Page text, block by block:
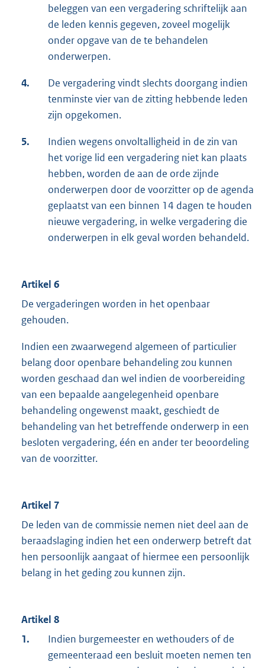
beleggen van een vergadering schriftelijk aan
de leden kennis gegeven, zoveel mogelijk
onder opgave van de te behandelen
onderwerpen.
4.
De vergadering vindt slechts doorgang indien
tenminste vier van de zitting hebbende leden
zijn opgekomen.
5.
Indien wegens onvoltalligheid in de zin van
het vorige lid een vergadering niet kan plaats
hebben, worden de aan de orde zijnde
onderwerpen door de voorzitter op de agenda
geplaatst van een binnen 14 dagen te houden
nieuwe vergadering, in welke vergadering die
onderwerpen in elk geval worden behandeld.
Artikel 6
De vergaderingen worden in het openbaar
gehouden.
Indien een zwaarwegend algemeen of particulier
belang door openbare behandeling zou kunnen
worden geschaad dan wel indien de voorbereiding
van een bepaalde aangelegenheid openbare
behandeling ongewenst maakt, geschiedt de
behandeling van het betreffende onderwerp in een
besloten vergadering, één en ander ter beoordeling
van de voorzitter.
Artikel 7
De leden van de commissie nemen niet deel aan de
beraadslaging indien het een onderwerp betreft dat
hen persoonlijk aangaat of hiermee een persoonlijk
belang in het geding zou kunnen zijn.
Artikel 8
1.
Indien burgemeester en wethouders of de
gemeenteraad een besluit moeten nemen ten